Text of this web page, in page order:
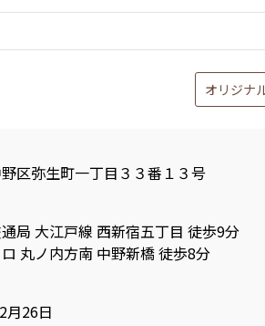
オリジナ
区弥生町一丁目３３番１３号
局 大江戸線 西新宿五丁目 徒歩9分
丸ノ内方南 中野新橋 徒歩8分
月26日